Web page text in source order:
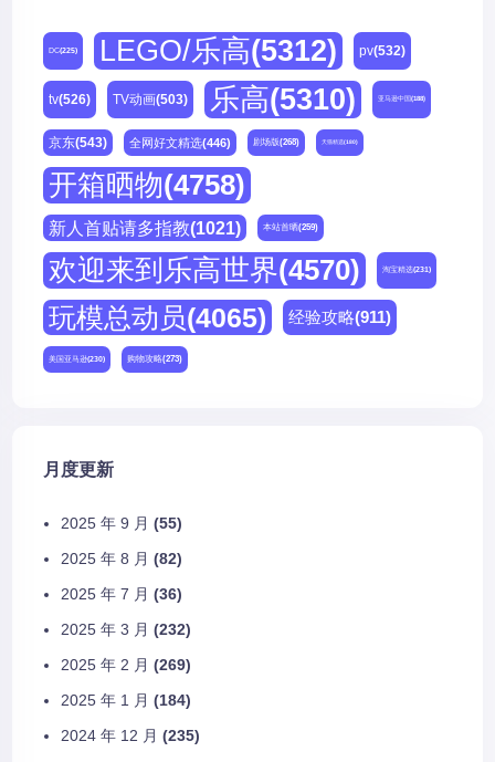
DC(225) LEGO/乐高(5312) pv(532)
tv(526) TV动画(503) 乐高(5310) 亚马逊中国(188)
京东(543) 全网好文精选(446) 剧场版(268) 天猫精选(180)
开箱晒物(4758)
新人首贴请多指教(1021) 本站首晒(259)
欢迎来到乐高世界(4570) 淘宝精选(231)
玩模总动员(4065) 经验攻略(911)
美国亚马逊(230) 购物攻略(273)
月度更新
2025 年 9 月 (55)
2025 年 8 月 (82)
2025 年 7 月 (36)
2025 年 3 月 (232)
2025 年 2 月 (269)
2025 年 1 月 (184)
2024 年 12 月 (235)